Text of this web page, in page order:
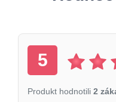
5
Produkt hodnotili 2